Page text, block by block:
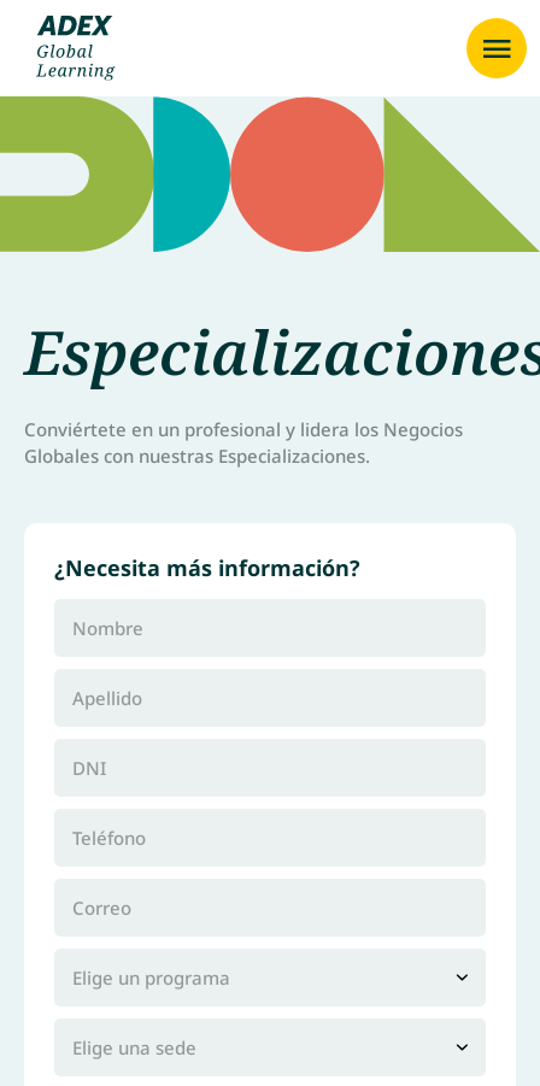
Conviértete en un profesional y lidera los Negocios
Globales con nuestras Especializaciones.
¿Necesita más información?
Nombre
Apellido
DNI
Teléfono
Correo
Elige un programa
Elige una sede